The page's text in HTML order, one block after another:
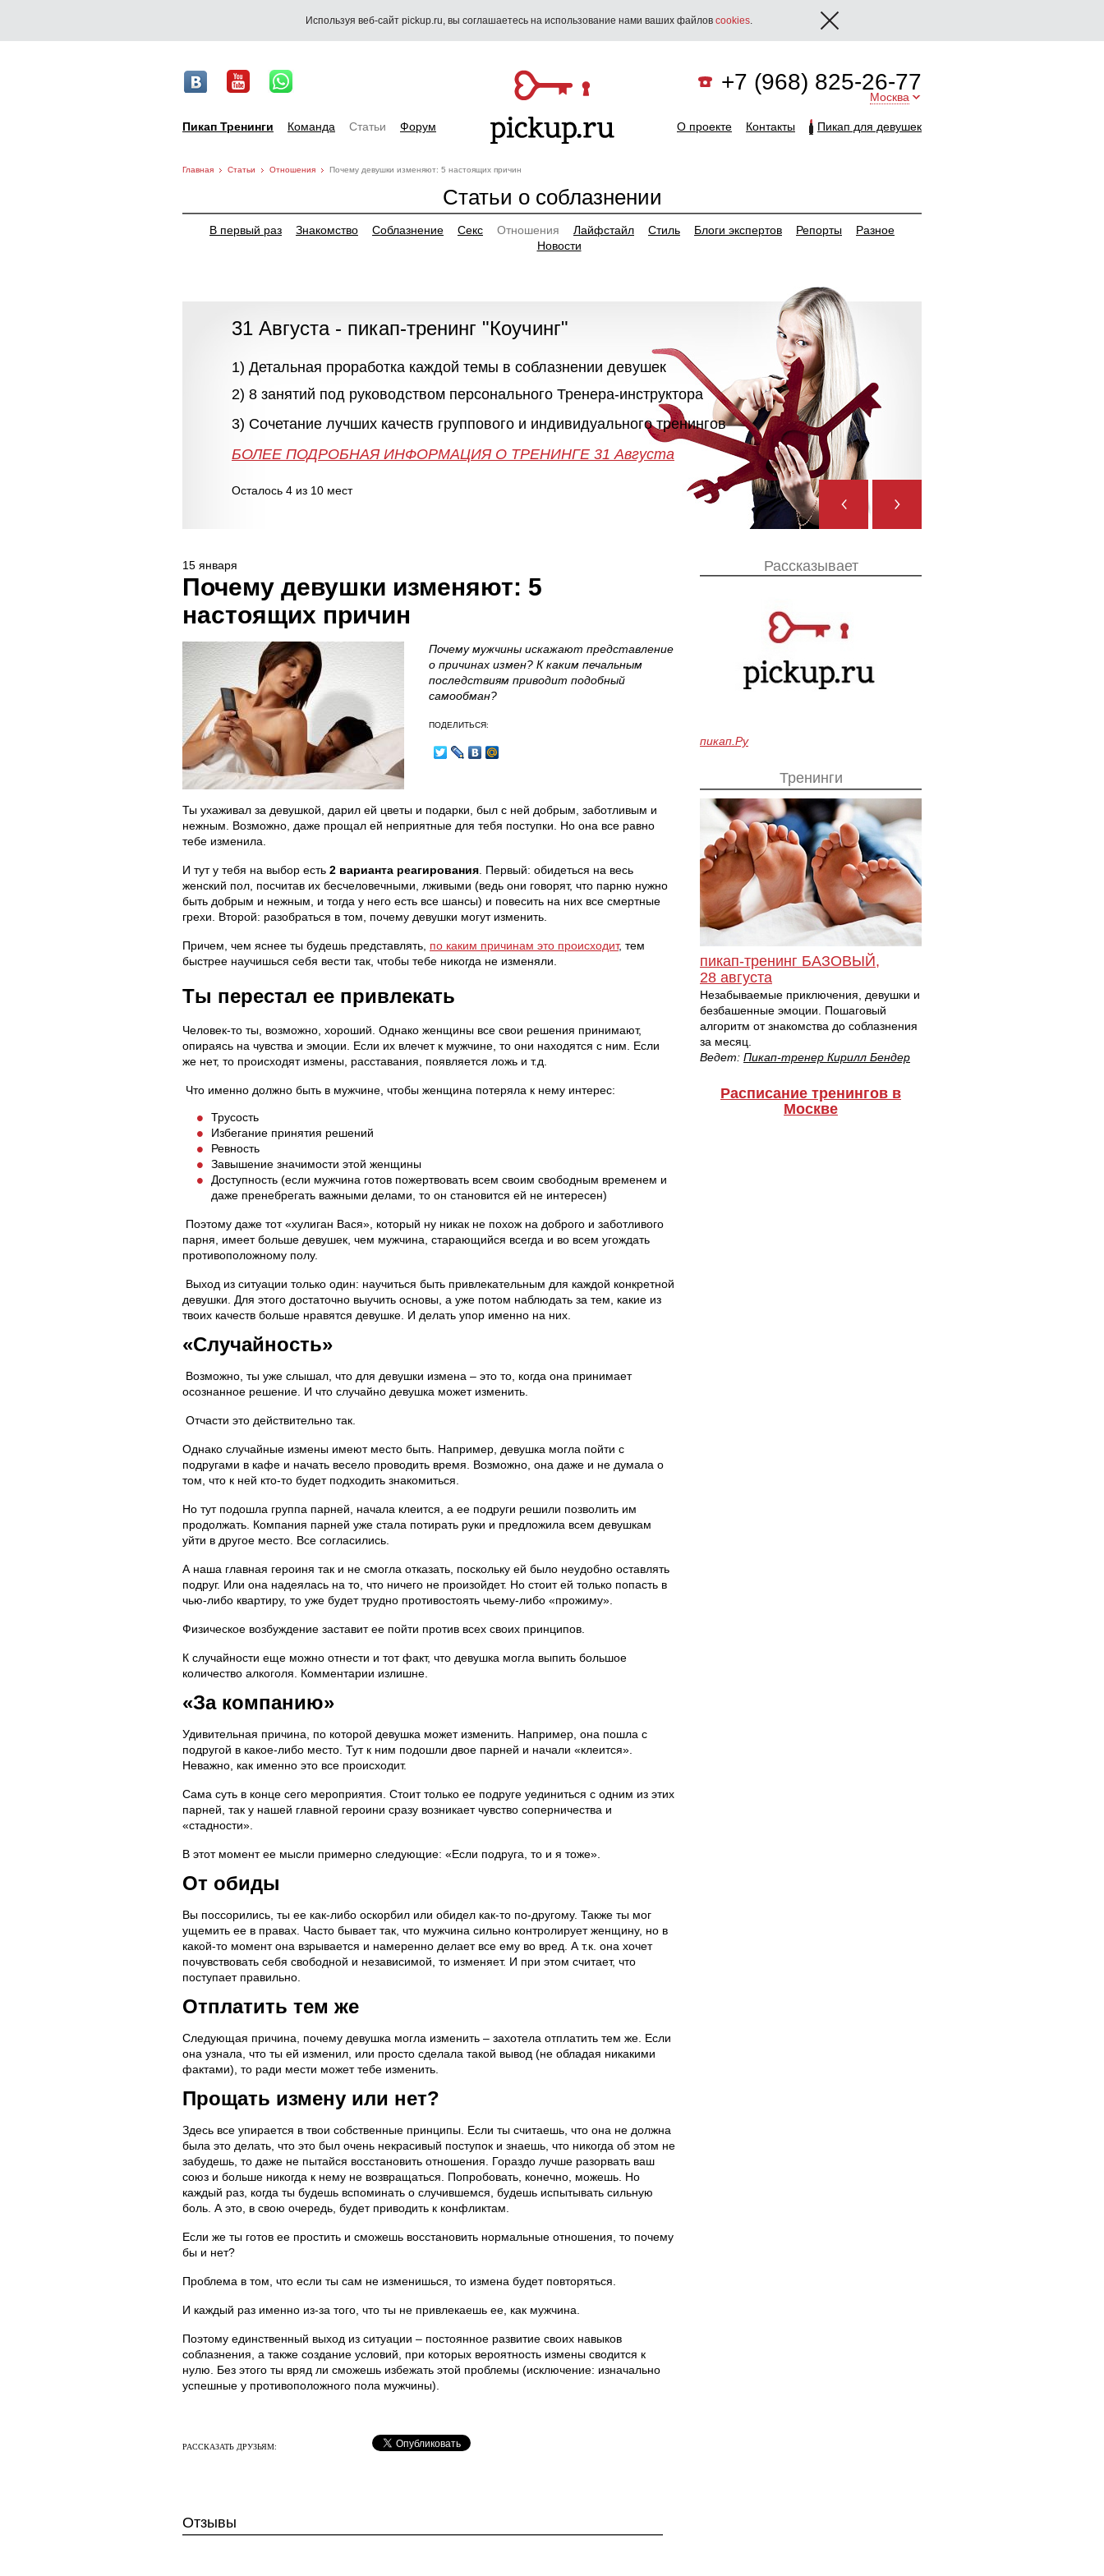
Используя веб-сайт pickup.ru, вы соглашаетесь на использование нами ваших файлов cookies
Пикап Тренинги Команда Статьи Форум
+7 (968) 825-26-77
Москва
О проекте Контакты Пикап для девушек
Главная Статьи Отношения Почему девушки изменяют: 5 настоящих причин
Статьи о соблазнении
В первый раз Знакомство Соблазнение Секс Отношения Лайфстайл Стиль Блоги экспертов Репорты
Разное
Новости
БОЛЕЕ ПОДРОБНАЯ ИНФОРМАЦИЯ О ТРЕНИНГЕ 28-29-30 Августа
31 Августа - пикап-тренинг "Коучинг"
1) Детальная проработка каждой темы в соблазнении девушек
2) 8 занятий под руководством персонального Тренера-инструктора
3) Сочетание лучших качеств группового и индивидуального тренингов
БОЛЕЕ ПОДРОБНАЯ ИНФОРМАЦИЯ О ТРЕНИНГЕ 31 Августа
Осталось 4 из 10 мест
ПИКАП
50 часов практики
Онлайн поддержка 24/7
Незабываемое приключение
Занятия до результата
25-26 Сентября
"Как познакомиться с девушкой"
13 Октября в 20:00
>>>ЗАПИСАТЬСЯ НА МАСТЕР-КЛАСС<<<
15 января
Почему девушки изменяют: 5
настоящих причин
Почему мужчины искажают представление
о причинах измен? К каким печальным
последствиям приводит подобный
самообман?
ПОДЕЛИТЬСЯ:
Ты ухаживал за девушкой, дарил ей цветы и подарки, был с ней добрым, заботливым и
нежным. Возможно, даже прощал ей неприятные для тебя поступки. Но она все равно
тебе изменила.
И тут у тебя на выбор есть 2 варианта реагирования . Первый: обидеться на весь
женский пол, посчитав их бесчеловечными, лживыми (ведь они говорят, что парню нужно
быть добрым и нежным, и тогда у него есть все шансы) и повесить на них все смертные
грехи. Второй: разобраться в том, почему девушки могут изменить.
Причем, чем яснее ты будешь представлять, по каким причинам это происходит, тем
быстрее научишься себя вести так, чтобы тебе никогда не изменяли.
Ты перестал ее привлекать
Человек-то ты, возможно, хороший. Однако женщины все свои решения принимают,
опираясь на чувства и эмоции. Если их влечет к мужчине, то они находятся с ним. Если
же нет, то происходят измены, расставания, появляется ложь и т.д.
Что именно должно быть в мужчине, чтобы женщина потеряла к нему интерес:
Трусость
Избегание принятия решений
Ревность
Завышение значимости этой женщины
Доступность (если мужчина готов пожертвовать всем своим свободным временем и
даже пренебрегать важными делами, то он становится ей не интересен)
Поэтому даже тот «хулиган Вася», который ну никак не похож на доброго и заботливого
парня, имеет больше девушек, чем мужчина, старающийся всегда и во всем угождать
противоположному полу.
Выход из ситуации только один: научиться быть привлекательным для каждой конкретной
девушки. Для этого достаточно выучить основы, а уже потом наблюдать за тем, какие из
твоих качеств больше нравятся девушке. И делать упор именно на них.
«Случайность»
Возможно, ты уже слышал, что для девушки измена – это то, когда она принимает
осознанное решение. И что случайно девушка может изменить.
Отчасти это действительно так.
Однако случайные измены имеют место быть. Например, девушка могла пойти с
подругами в кафе и начать весело проводить время. Возможно, она даже и не думала о
том, что к ней кто-то будет подходить знакомиться.
Но тут подошла группа парней, начала клеится, а ее подруги решили позволить им
продолжать. Компания парней уже стала потирать руки и предложила всем девушкам
уйти в другое место. Все согласились.
А наша главная героиня так и не смогла отказать, поскольку ей было неудобно оставлять
подруг. Или она надеялась на то, что ничего не произойдет. Но стоит ей только попасть в
чью-либо квартиру, то уже будет трудно противостоять чьему-либо «прожиму».
Физическое возбуждение заставит ее пойти против всех своих принципов.
К случайности еще можно отнести и тот факт, что девушка могла выпить большое
количество алкоголя. Комментарии излишне.
«За компанию»
Удивительная причина, по которой девушка может изменить. Например, она пошла с
подругой в какое-либо место. Тут к ним подошли двое парней и начали «клеится».
Неважно, как именно это все происходит.
Сама суть в конце сего мероприятия. Стоит только ее подруге уединиться с одним из этих
парней, так у нашей главной героини сразу возникает чувство соперничества и
«стадности».
В этот момент ее мысли примерно следующие: «Если подруга, то и я тоже».
От обиды
Вы поссорились, ты ее как-либо оскорбил или обидел как-то по-другому. Также ты мог
ущемить ее в правах. Часто бывает так, что мужчина сильно контролирует женщину, но в
какой-то момент она взрывается и намеренно делает все ему во вред. А т.к. она хочет
почувствовать себя свободной и независимой, то изменяет. И при этом считает, что
поступает правильно.
Отплатить тем же
Следующая причина, почему девушка могла изменить – захотела отплатить тем же. Если
она узнала, что ты ей изменил, или просто сделала такой вывод (не обладая никакими
фактами), то ради мести может тебе изменить.
Прощать измену или нет?
Здесь все упирается в твои собственные принципы. Если ты считаешь, что она не должна
была это делать, что это был очень некрасивый поступок и знаешь, что никогда об этом не
забудешь, то даже не пытайся восстановить отношения. Гораздо лучше разорвать ваш
союз и больше никогда к нему не возвращаться. Попробовать, конечно, можешь. Но
каждый раз, когда ты будешь вспоминать о случившемся, будешь испытывать сильную
боль. А это, в свою очередь, будет приводить к конфликтам.
Если же ты готов ее простить и сможешь восстановить нормальные отношения, то почему
бы и нет?
Проблема в том, что если ты сам не изменишься, то измена будет повторяться.
И каждый раз именно из-за того, что ты не привлекаешь ее, как мужчина.
Поэтому единственный выход из ситуации – постоянное развитие своих навыков
соблазнения, а также создание условий, при которых вероятность измены сводится к
нулю. Без этого ты вряд ли сможешь избежать этой проблемы (исключение: изначально
успешные у противоположного пола мужчины).
РАССКАЗАТЬ ДРУЗЬЯМ:
Отзывы
Рассказывает
пикап.Ру
Тренинги
пикап-тренинг БАЗОВЫЙ,
28 августа
Незабываемые приключения, девушки и
безбашенные эмоции. Пошаговый
алгоритм от знакомства до соблазнения
за месяц.
Ведет: Пикап-тренер Кирилл Бендер
Расписание тренингов в
Москве